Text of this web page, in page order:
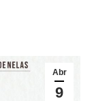
Abr
9